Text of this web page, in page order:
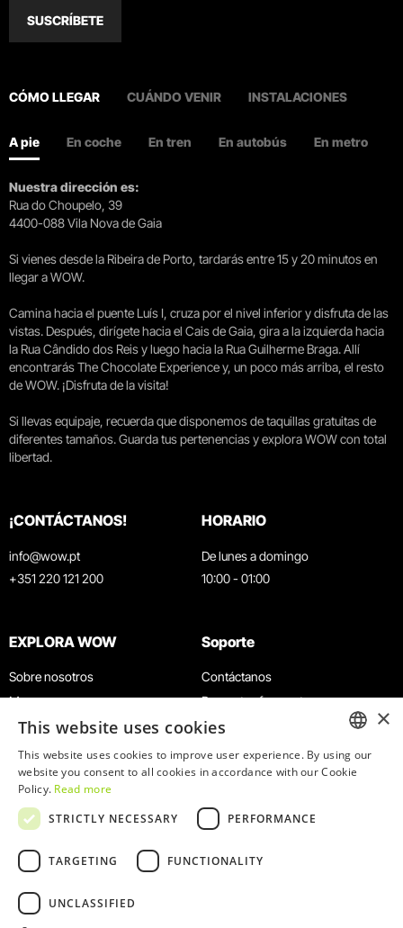
SUSCRÍBETE
CÓMO LLEGAR CUÁNDO VENIR INSTALACIONES
A pie En coche En tren En autobús En metro
Nuestra dirección es:
Rua do Choupelo, 39
4400-088 Vila Nova de Gaia
Si vienes desde la Ribeira de Porto, tardarás entre 15 y 20 minutos en
llegar a WOW.
Camina hacia el puente Luís I, cruza por el nivel inferior y disfruta de las
vistas. Después, dirígete hacia el Cais de Gaia, gira a la izquierda hacia
la Rua Cândido dos Reis y luego hacia la Rua Guilherme Braga. Allí
encontrarás The Chocolate Experience y, un poco más arriba, el resto
de WOW. ¡Disfruta de la visita!
Si llevas equipaje, recuerda que disponemos de taquillas gratuitas de
diferentes tamaños. Guarda tus pertenencias y explora WOW con total
libertad.
¡CONTÁCTANOS!
info@wow.pt
+351 220 121 200
HORARIO
De lunes a domingo
10:00 - 01:00
EXPLORA WOW
Sobre nosotros
Museos
Agenda
Noticias
Restaurantes
Tarjeta WOW
Grupos y eventos
Servicio educativo
Soporte
Contáctanos
Preguntas frecuentes
Términos y condiciones
Política de privacidad y cookies
Trabaja con nosotros
Libro de reclamaciones
ENGLISH
×
This website uses cookies
This website uses cookies to improve user experience. By using our
website you consent to all cookies in accordance with our Cookie
Policy. Read more
STRICTLY NECESSARY
PERFORMANCE
TARGETING FUNCTIONALITY
UNCLASSIFIED